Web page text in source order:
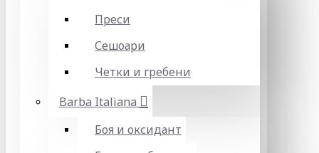
Преси
Сешоари
Четки и гребени
Barba Italiana
Боя и оксидант